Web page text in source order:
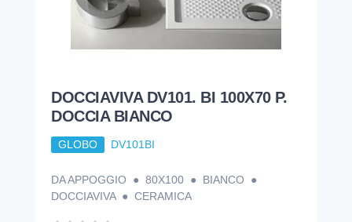
DOCCIAVIVA DV101. BI 100X70 P.
DOCCIA BIANCO
GLOBO DV101BI
DA APPOGGIO ● 80X100 ● BIANCO ●
DOCCIAVIVA ● CERAMICA